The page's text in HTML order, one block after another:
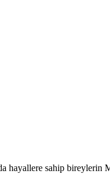
hayallere sahip bireylerin